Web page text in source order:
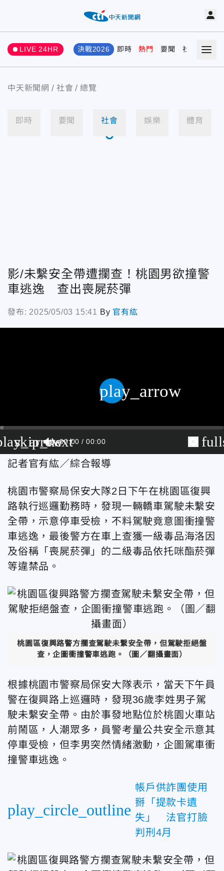
LIVE 24HR 決戰2026 即時 熱門 要聞 社會 娛樂
中天新聞網 社會 總覽
即時 要聞 社會 娛樂 體育
影/未繫安全帶遭攔查！桃園男欲撞警
車逃逸 查出喪屍菸彈
發布: 2025/05/03 15:41 By 官有紘
skip_next
00:00 00:00
play_arrow
記者官有紘／綜合報導
桃園市警察局保安大隊2日下午在桃園區復興
路執行巡邏勤務時，發現一輛轎車駕駛未繫安
全帶，示意停車受檢，不料駕駛竟意圖衝撞警
車逃逸，最後警方在車上查獲一級毒品海洛因
及俗稱「喪屍菸彈」的二級毒品依托咪酯菸彈
等違禁品。
桃園區復興路警方攔查駕駛未繫安全帶，但駕駛拒絕盤
查，企圖衝撞警車逃跑。（圖／翻攝畫面）
根據桃園市警察局保安大隊表示，當天下午員
警在復興路上巡邏時，發現36歲李姓男子駕
駛未繫安全帶。由於事發地點位於桃園火車站
前鬧區，人潮眾多，員警考量公共安全示意其
停車受檢，但李男突然情緒激動，企圖駕車衝
撞警車逃逸。
play_circle_outline
帳戶供詐團使用
掰「提款卡遺
失」 法官打臉
判刑4月